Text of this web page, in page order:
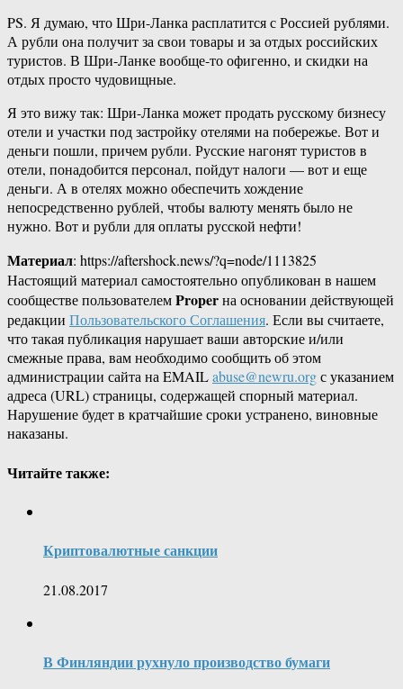
PS. Я думаю, что Шри-Ланка расплатится с Россией рублями.
А рубли она получит за свои товары и за отдых российских
туристов. В Шри-Ланке вообще-то офигенно, и скидки на
отдых просто чудовищные.
Я это вижу так: Шри-Ланка может продать русскому бизнесу
отели и участки под застройку отелями на побережье. Вот и
деньги пошли, причем рубли. Русские нагонят туристов в
отели, понадобится персонал, пойдут налоги — вот и еще
деньги. А в отелях можно обеспечить хождение
непосредственно рублей, чтобы валюту менять было не
нужно. Вот и рубли для оплаты русской нефти!
Материал: https://aftershock.news/?q=node/1113825
Настоящий материал самостоятельно опубликован в нашем
сообществе пользователемProperна основании действующей
редакции Пользовательского Соглашения. Если вы считаете,
что такая публикация нарушает ваши авторские и/или
смежные права, вам необходимо сообщить об этом
администрации сайта на EMAILabuse@newru.orgс указанием
адреса (URL) страницы, содержащей спорный материал.
Нарушение будет в кратчайшие сроки устранено, виновные
наказаны.
Читайте также:
Криптовалютные санкции
21.08.2017
В Финляндии рухнуло производство бумаги